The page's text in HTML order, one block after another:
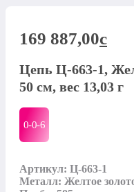
169 887,00c
Цепь Ц-663-1,
50 см, вес 13,03 г
0-0-6
Артикул: Ц-663-1
Металл: Желтое